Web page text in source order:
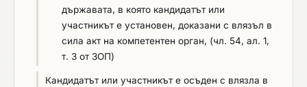
държавата, в която кандидатът или
участникът е установен, доказани с влязъл в
сила акт на компетентен орган, (чл. 54, ал. 1,
т. 3 от ЗОП)
Кандидатът или участникът е осъден с влязла в